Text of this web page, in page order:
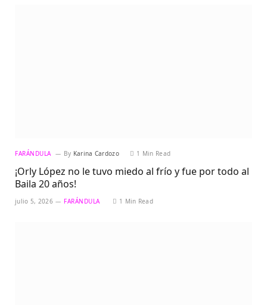
FARÁNDULA By Karina Cardozo 1 Min Read
¡Orly López no le tuvo miedo al frío y fue por todo al
Baila 20 años!
julio 5, 2026 FARÁNDULA 1 Min Read